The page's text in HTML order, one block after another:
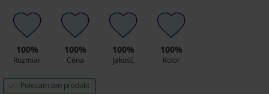
100%
Rozmiar
100%
Cena
100%
Jakość
100%
Kolor
Polecam ten produkt